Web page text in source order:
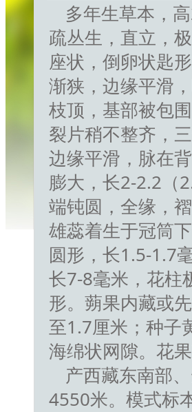
多年生草本，
疏丛生，直立，
座状，倒卵状匙
渐狭，边缘平滑
枝顶，基部被包
裂片稍不整齐，
边缘平滑，脉在
膨大，长2-2.2（
端钝圆，全缘，
雄蕊着生于冠筒
圆形，长1.5-1.7
长7-8毫米，花柱
形。蒴果内藏或
至1.7厘米；种子
海绵状网隙。花果
产西藏东南部
4550米。模式标